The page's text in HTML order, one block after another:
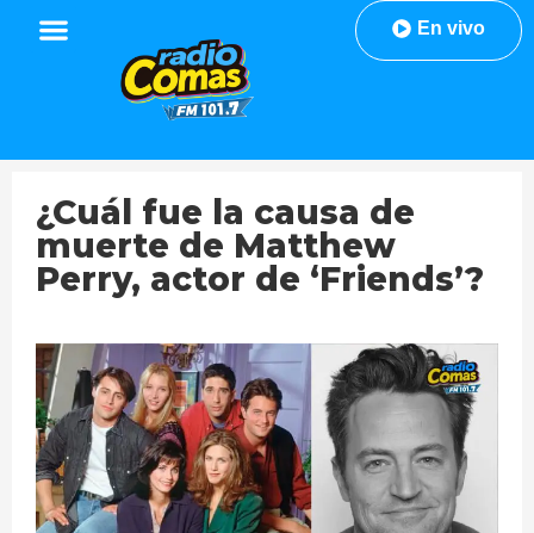
En vivo
¿Cuál fue la causa de
muerte de Matthew
Perry, actor de ‘Friends’?